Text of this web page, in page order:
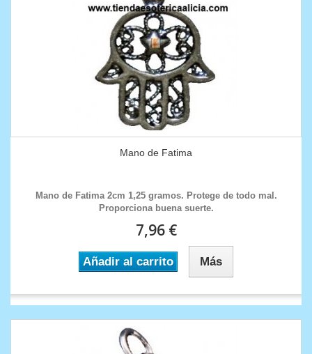
Mano de Fatima
Mano de Fatima 2cm 1,25 gramos. Protege de todo mal.
Proporciona buena suerte.
7,96 €
Añadir al carrito Más